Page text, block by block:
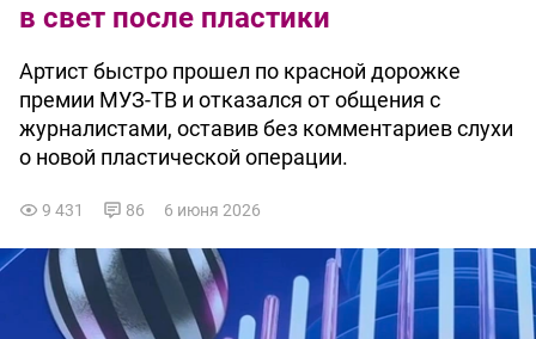
в свет после пластики
Артист быстро прошел по красной дорожке
премии МУЗ-ТВ и отказался от общения с
журналистами, оставив без комментариев слухи
о новой пластической операции.
9 431 86 6 июня 2026